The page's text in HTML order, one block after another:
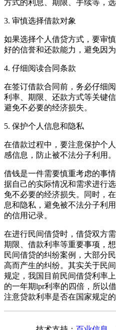
方式的利息、期限、手续等，
3. 审慎选择借款对象
如果选择个人借贷方式，要审
好的信誉和还款能力，避免因
4. 仔细阅读合同条款
在签订借款合同前，务必仔细
利率、期限、还款方式等关键
避免不必要的经济损失。
5. 保护个人信息和隐私
在借款过程中，要注意保护个
感信息，防止被不法分子利用。
借钱是一件需要慎重考虑的事
据自己的实际情况和需求进行
免不必要的经济损失。同时，
息和隐私，避免被不法分子利
的信用记录。
在进行民间借贷时，借贷双方
期限、借款利率等重要事项，
民间借贷的纠纷案例，大部分
高而产生的纠纷。其实关于民
规定，我国目前民间借贷利率
的一年期lpr利率的四倍，所以
注意贷款利率是否在国家规定的